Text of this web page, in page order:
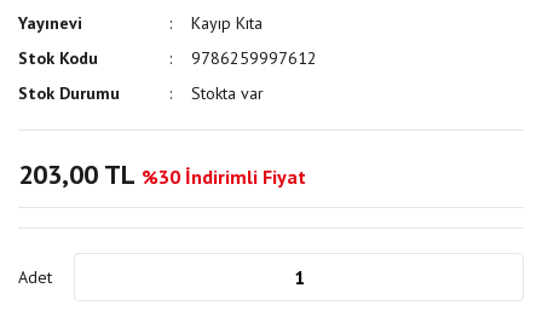
Yayınevi
Kayıp Kıta
Stok Kodu
9786259997612
Stok Durumu
Stokta var
203,00 TL %30 İndirimli Fiyat
Adet